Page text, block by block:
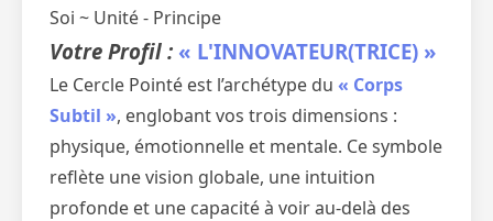
Soi ~ Unité - Principe
Votre Profil : « L'INNOVATEUR(TRICE) »
Le Cercle Pointé est l’archétype du « Corps
Subtil », englobant vos trois dimensions :
physique, émotionnelle et mentale. Ce symbole
reflète une vision globale, une intuition
profonde et une capacité à voir au-delà des